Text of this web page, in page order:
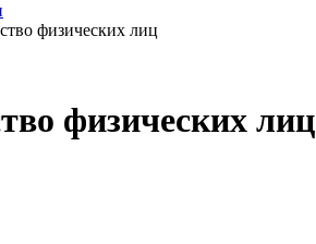
физических лиц
физических лиц